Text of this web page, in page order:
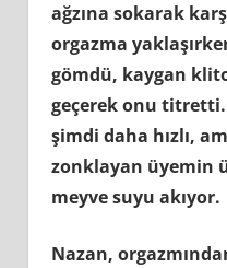
ağzına sokarak
orgazma
gömdü, kaygan
geçerek onu titretti.
şimdi daha hızlı,
zonklayan üyemin
meyve suyu akıyor.
Nazan,